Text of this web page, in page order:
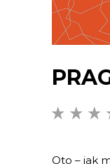
Oto – jak